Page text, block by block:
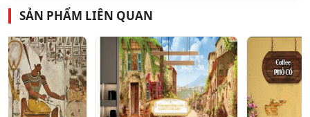
SẢN PHẨM LIÊN QUAN